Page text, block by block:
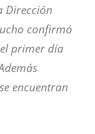
Dirección
confirmó
primer día
encuentran